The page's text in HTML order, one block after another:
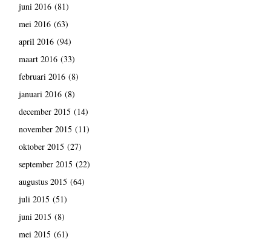
juni 2016(81)
mei 2016(63)
april 2016(94)
maart 2016(33)
februari 2016(8)
januari 2016(8)
december 2015 (14)
november 2015 (11)
oktober 2015 (27)
september 2015 (22)
augustus 2015 (64)
juli 2015 (51)
juni 2015 (8)
mei 2015 (61)